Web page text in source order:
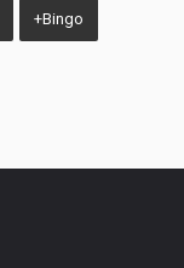
+Bingo